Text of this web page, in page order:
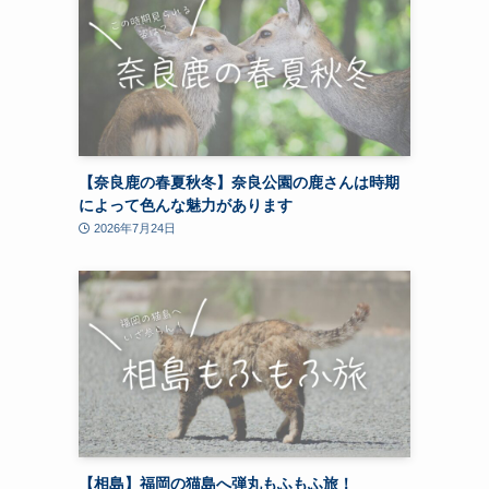
【奈良鹿の春夏秋冬】奈良公園の鹿さんは時期
によって色んな魅力があります
2026年7月24日
【相島】福岡の猫島へ弾丸もふもふ旅！